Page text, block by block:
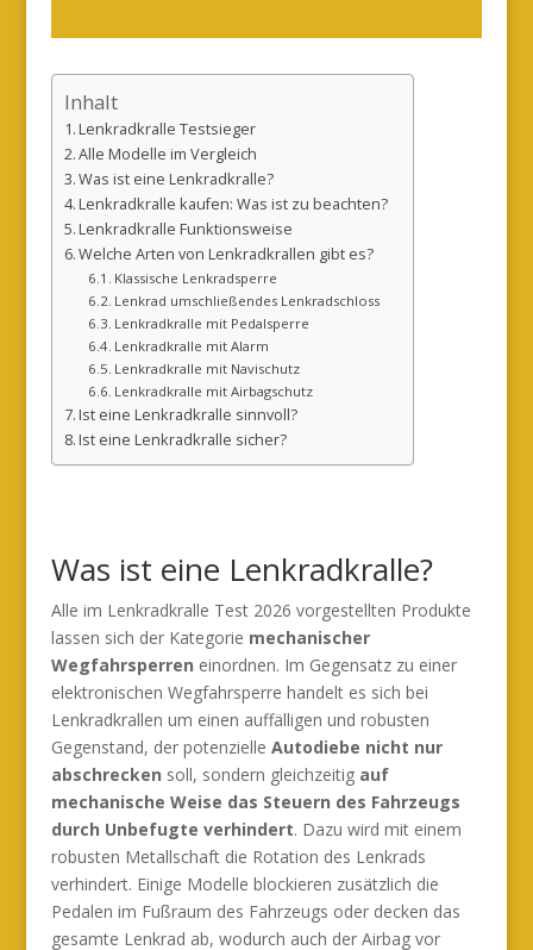
Inhalt
Lenkradkralle Testsieger
Alle Modelle im Vergleich
Was ist eine Lenkradkralle?
Lenkradkralle kaufen: Was ist zu beachten?
Lenkradkralle Funktionsweise
Welche Arten von Lenkradkrallen gibt es?
Klassische Lenkradsperre
Lenkrad umschließendes Lenkradschloss
Lenkradkralle mit Pedalsperre
Lenkradkralle mit Alarm
Lenkradkralle mit Navischutz
Lenkradkralle mit Airbagschutz
Ist eine Lenkradkralle sinnvoll?
Ist eine Lenkradkralle sicher?
Was ist eine Lenkradkralle?
Alle im Lenkradkralle Test 2026 vorgestellten Produkte
lassen sich der Kategorie mechanischer
Wegfahrsperren einordnen. Im Gegensatz zu einer
elektronischen Wegfahrsperre handelt es sich bei
Lenkradkrallen um einen auffälligen und robusten
Gegenstand, der potenzielle Autodiebe nicht nur
abschrecken soll, sondern gleichzeitigauf
mechanische Weise das Steuern des Fahrzeugs
durch Unbefugte verhindert. Dazu wird mit einem
robusten Metallschaft die Rotation des Lenkrads
verhindert. Einige Modelle blockieren zusätzlich die
Pedalen im Fußraum des Fahrzeugs oder decken das
gesamte Lenkrad ab, wodurch auch der Airbag vor